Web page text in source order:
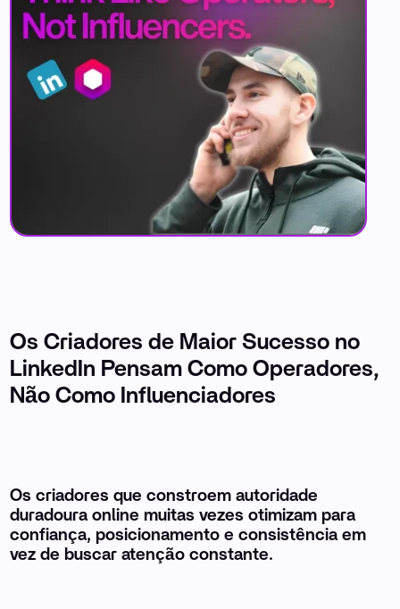
Os Criadores de Maior Sucesso no
LinkedIn Pensam Como Operadores,
Não Como Influenciadores
Os criadores que constroem autoridade
duradoura online muitas vezes otimizam para
confiança, posicionamento e consistência em
vez de buscar atenção constante.